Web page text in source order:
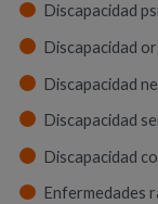
Discapacidad
Discapacidad
Discapacidad
Discapacidad
Discapacidad
Enfermedades